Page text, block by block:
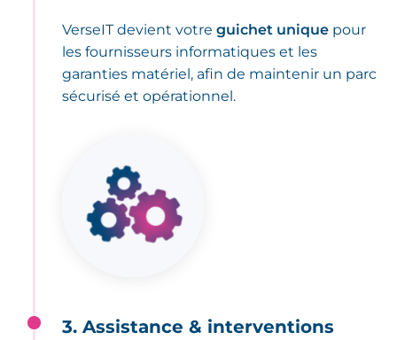
VerseIT devient votreguichet unique pour
les fournisseurs informatiques et les
garanties matériel, afin de maintenir un parc
sécurisé et opérationnel.
3. Assistance & interventions